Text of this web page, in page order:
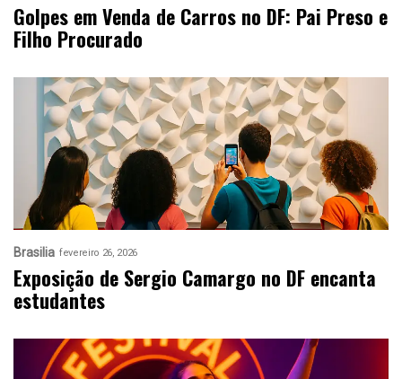
Golpes em Venda de Carros no DF: Pai Preso e
Filho Procurado
Brasilia fevereiro 26, 2026
Exposição de Sergio Camargo no DF encanta
estudantes